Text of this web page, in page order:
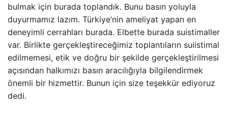
bulmak için burada toplandık. Bunu basın yoluyla
duyurmamız lazım. Türkiye’nin ameliyat yapan en
deneyimli cerrahları burada. Elbette burada suistimaller
var. Birlikte gerçekleştireceğimiz toplantıların suiistimal
edilmemesi, etik ve doğru bir şekilde gerçekleştirilmesi
açısından halkımızı basın aracılığıyla bilgilendirmek
önemli bir hizmettir. Bunun için size teşekkür ediyoruz
dedi.